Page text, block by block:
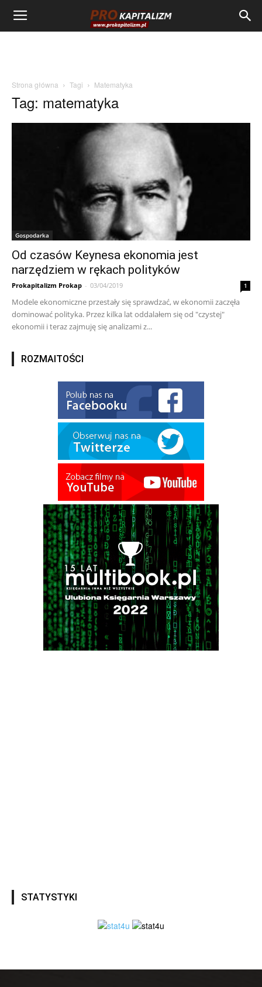
Strona główna Tagi Matematyka
Tag: matematyka
Gospodarka
Od czasów Keynesa ekonomia jest
narzędziem w rękach polityków
Prokapitalizm Prokap - 03/04/2019 1
Modele ekonomiczne przestały się sprawdzać, w ekonomii zaczęła
dominować polityka. Przez kilka lat oddalałem się od "czystej"
ekonomii i teraz zajmuję się analizami z...
ROZMAITOŚCI
STATYSTYKI